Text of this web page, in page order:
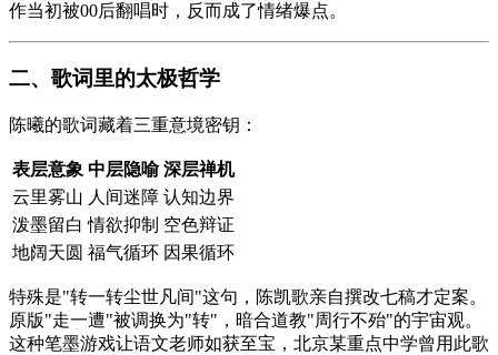
作当初被00后翻唱时，反而成了情绪爆点。
二、歌词里的太极哲学
陈曦的歌词藏着三重意境密钥：
表层意象 中层隐喻 深层禅机
云里雾山 人间迷障 认知边界
泼墨留白 情欲抑制 空色辩证
地阔天圆 福气循环 因果循环
特殊是"转一转尘世凡间"这句，陈凯歌亲自撰改七稿才定案。
原版"走一遭"被调换为"转"，暗合道教"周行不殆"的宇宙观。
这种笔墨游戏让语文老师如获至宝，北京某重点中学曾用此歌